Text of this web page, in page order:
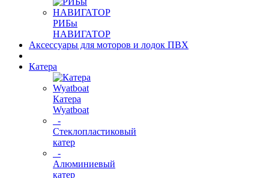
РИБы
НАВИГАТОР
Аксессуары для моторов и лодок ПВХ
Катера
Катера
Wyatboat
-
Cтеклопластиковый
катер
-
Алюминиевый
катер